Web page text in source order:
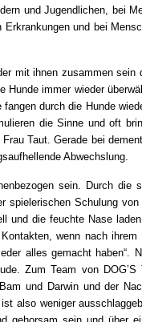
und Jugendlichen, bei
und bei
mit ihnen zusammen sein
immer wieder
fangen durch die Hunde
die Sinne und oft
Frau Taut.Gerade bei
Abwechslung.
sein. Durch die
spielerischen Schulung von
und die feuchte Nase
wenn nach ihrem
alles gemacht haben“.
Zum Team von DOG’S
und Darwin und der
also weniger